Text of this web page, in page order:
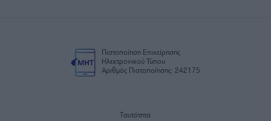
Πιστοποίηση Επιχείρησης
Ηλεκτρονικού Τύπου
Αριθμός Πιστοποίησης: 242175
Ταυτότητα